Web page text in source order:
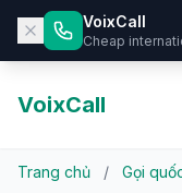
VoixCall
Cheap
VoixCall
Trang chủ / Gọi